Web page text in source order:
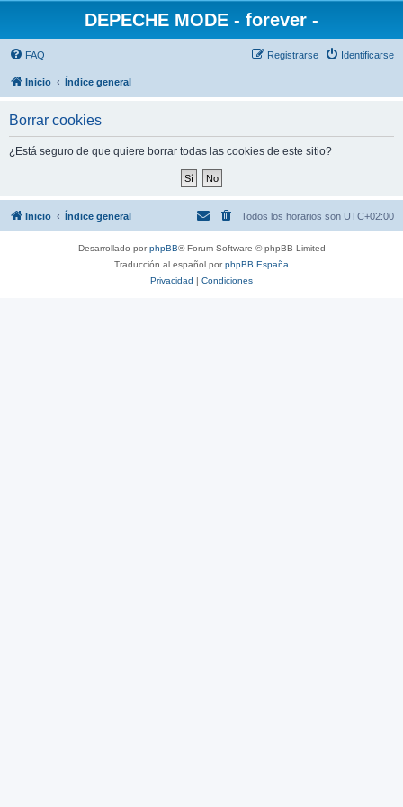
DEPECHE MODE - forever -
FAQ Identificarse
Registrarse
Inicio Índice general
Borrar cookies
¿Está seguro de que quiere borrar todas las cookies de este sitio?
Inicio Índice general Todos los horarios son UTC+02:00
Desarrollado porphpBB® Forum Software © phpBB Limited
Traducción al español porphpBB España
Privacidad | Condiciones